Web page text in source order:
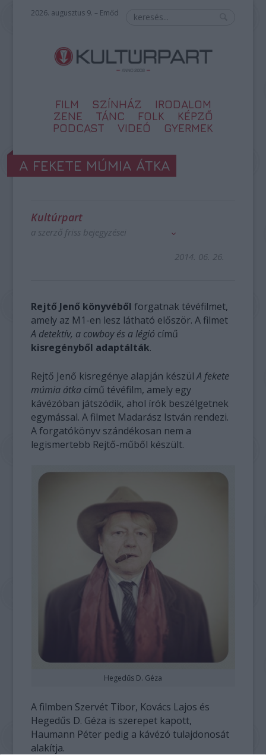
2026. augusztus 9. – Emőd
FILM SZÍNHÁZ
IRODALOM
ZENE
TÁNC FOLK
KÉPZŐ
PODCAST
VIDEÓ GYERMEK
A FEKETE MÚMIA ÁTKA
Kultúrpart
a szerző friss bejegyzései
2014. 06. 26.
Rejtő Jenő könyvéből forgatnak tévéfilmet,
amely az M1-en lesz látható először. A filmet
A detektív, a cowboy és a légió című
kisregényből adaptálták.
Rejtő Jenő kisregénye alapján készülA fekete
múmia átka című tévéfilm, amely egy
kávézóban játszódik, ahol írók beszélgetnek
egymással. A filmet Madarász István rendezi.
A forgatókönyv szándékosan nem a
legismertebb Rejtő-műből készült.
Hegedűs D. Géza
A filmben Szervét Tibor, Kovács Lajos és
Hegedűs D. Géza is szerepet kapott,
Haumann Péter pedig a kávézó tulajdonosát
alakítja.